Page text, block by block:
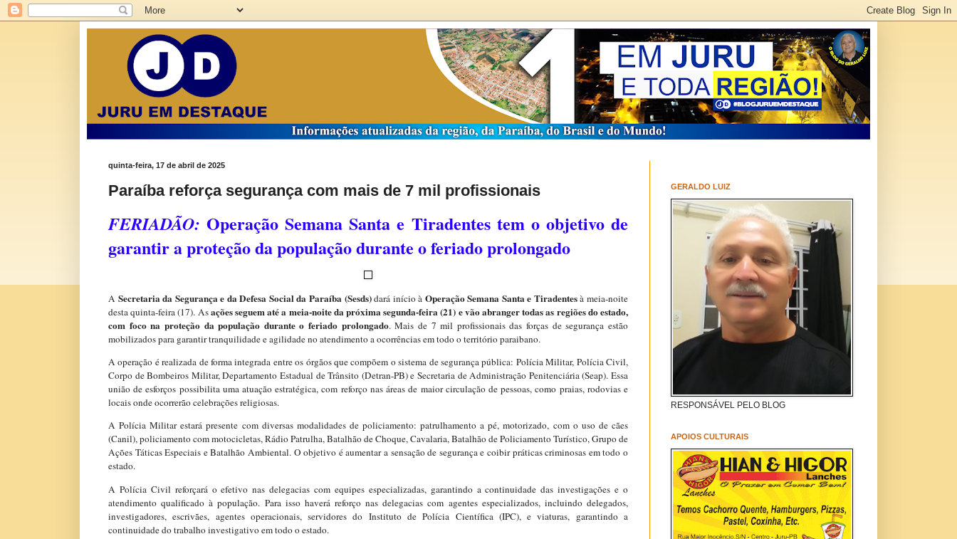
quinta-feira, 17 de abril de 2025
Paraíba reforça segurança com mais de 7 mil profissionais
FERIADÃO: Operação Semana Santa e Tiradentes tem o objetivo de
garantir a proteção da população durante o feriado prolongado
A Secretaria da Segurança e da Defesa Social da Paraíba (Sesds)dará início à Operação Semana Santa e Tiradentesà meia-noite
desta quinta-feira (17). Asações seguem até a meia-noite da próxima segunda-feira (21) e vão abranger todas as regiões do estado,
com foco na proteção da população durante o feriado prolongado. Mais de 7 mil profissionais das forças de segurança estão
mobilizados para garantir tranquilidade e agilidade no atendimento a ocorrências em todo o território paraibano.
A operação é realizada de forma integrada entre os órgãos que compõem o sistema de segurança pública: Polícia Militar, Polícia Civil,
Corpo de Bombeiros Militar, Departamento Estadual de Trânsito (Detran-PB) e Secretaria de Administração Penitenciária (Seap). Essa
união de esforços possibilita uma atuação estratégica, com reforço nas áreas de maior circulação de pessoas, como praias, rodovias e
locais onde ocorrerão celebrações religiosas.
A Polícia Militar estará presente com diversas modalidades de policiamento: patrulhamento a pé, motorizado, com o uso de cães
(Canil), policiamento com motocicletas, Rádio Patrulha, Batalhão de Choque, Cavalaria, Batalhão de Policiamento Turístico, Grupo de
Ações Táticas Especiais e Batalhão Ambiental. O objetivo é aumentar a sensação de segurança e coibir práticas criminosas em todo o
estado.
A Polícia Civil reforçará o efetivo nas delegacias com equipes especializadas, garantindo a continuidade das investigações e o
atendimento qualificado à população. Para isso haverá reforço nas delegacias com agentes especializados, incluindo delegados,
investigadores, escrivães, agentes operacionais, servidores do Instituto de Polícia Científica (IPC), e viaturas, garantindo a
continuidade do trabalho investigativo em todo o estado.
GERALDO LUIZ
RESPONSÁVEL PELO BLOG
APOIOS CULTURAIS